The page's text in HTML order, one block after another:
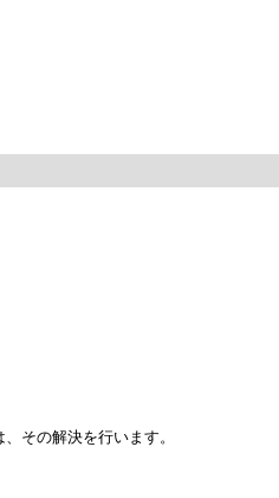
その解決を行います。